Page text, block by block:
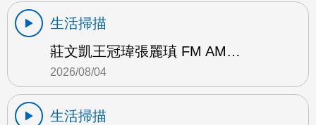
生活掃描
莊文凱王冠瑋張麗瑱 FM AM…
2026/08/04
生活掃描